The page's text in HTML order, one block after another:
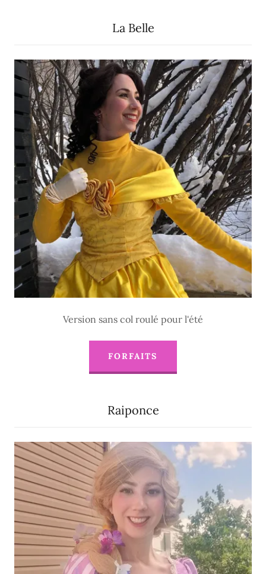
La Belle
Version sans col roulé pour l'été
FORFAITS
Raiponce